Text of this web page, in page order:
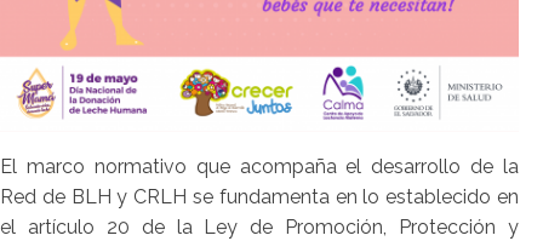
El marco normativo que acompaña el desarrollo de la
Red de BLH y CRLH se fundamenta en lo establecido en
el artículo 20 de la Ley de Promoción, Protección y